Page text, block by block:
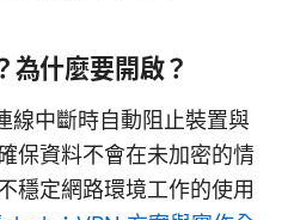
什麼要開啟？
線中斷時自動阻止裝置與
保資料不會在未加密的情
穩定網路環境工作的使用